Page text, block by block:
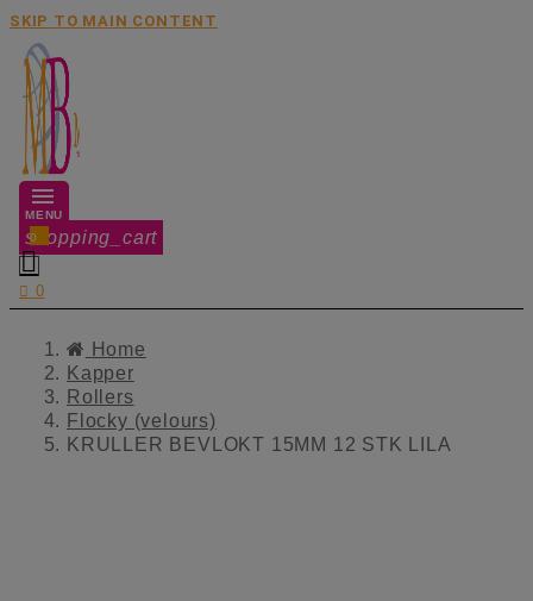
SKIP TO MAIN CONTENT
MENU
shopping_cart
0

 0
Home
Kapper
Rollers
Flocky (velours)
KRULLER BEVLOKT 15MM 12 STK LILA